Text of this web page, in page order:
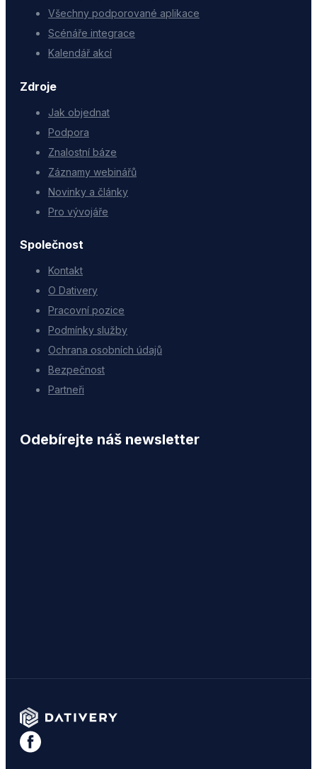
Všechny podporované aplikace
Scénáře integrace
Kalendář akcí
Zdroje
Jak objednat
Podpora
Znalostní báze
Záznamy webinářů
Novinky a články
Pro vývojáře
Společnost
Kontakt
O Dativery
Pracovní pozice
Podmínky služby
Ochrana osobních údajů
Bezpečnost
Partneři
Odebírejte náš newsletter